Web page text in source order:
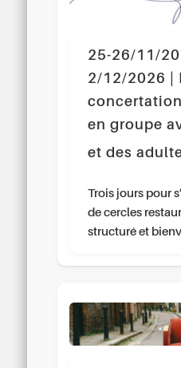
25-26/11/
2/12/2026 |
en groupe
et des
Trois jours pour
de cercles
structuré et